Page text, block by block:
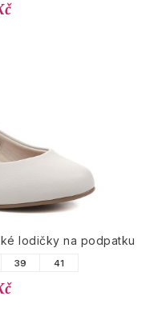
lodičky na podpatku
39 41